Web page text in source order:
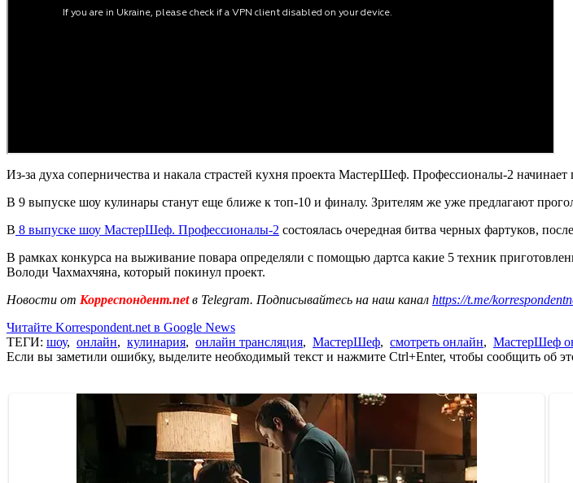
Из-за духа соперничества и накала страстей кухня проекта МастерШеф. Профессионалы-2
В 9 выпуске шоу кулинары станут еще ближе к топ-10 и финалу. Зрителям же уже предлагают
В 8 выпуске шоу МастерШеф. Профессионалы-2 состоялась очередная битва черных фартуков,
В рамках конкурса на выживание повара определяли с помощью дартса какие 5 техник
Володи Чахмахчяна, который покинул проект.
Новости от Корреспондент.netв Telegram. Подписывайтесь на наш канал https://t.me/
Читайте Korrespondent.net в Google News
ТЕГИ: шоу, онлайн, кулинария, онлайн трансляция, МастерШеф, смотреть онлайн, МастерШеф
Если вы заметили ошибку, выделите необходимый текст и нажмите Ctrl+Enter, чтобы сообщить об